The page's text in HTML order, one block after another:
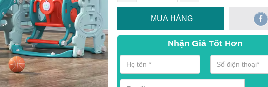
MUA HÀNG
Nhận Giá Tốt Hơn